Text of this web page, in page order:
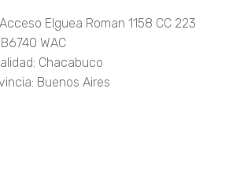
Elguea Roman 1158 CC 223
WAC
Chacabuco
Buenos Aires